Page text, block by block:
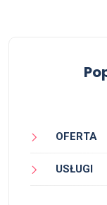
OFERTA
USŁUGI